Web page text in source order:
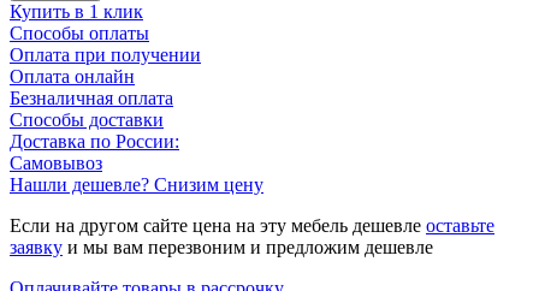
Купить в 1 клик
Способы оплаты
Оплата при получении
Оплата онлайн
Безналичная оплата
Способы доставки
Доставка по России:
Самовывоз
Нашли дешевле? Снизим цену
Если на другом сайте цена на эту мебель дешевле оставьте
заявку и мы вам перезвоним и предложим дешевле